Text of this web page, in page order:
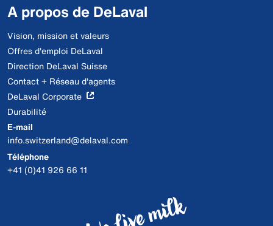
A propos de DeLaval
Vision, mission et valeurs
Offres d'emploi DeLaval
Direction DeLaval Suisse
Contact + Réseau d'agents
DeLaval Corporate
Durabilité
E-mail
info.switzerland@delaval.com
Téléphone
+41 (0)41 926 66 11